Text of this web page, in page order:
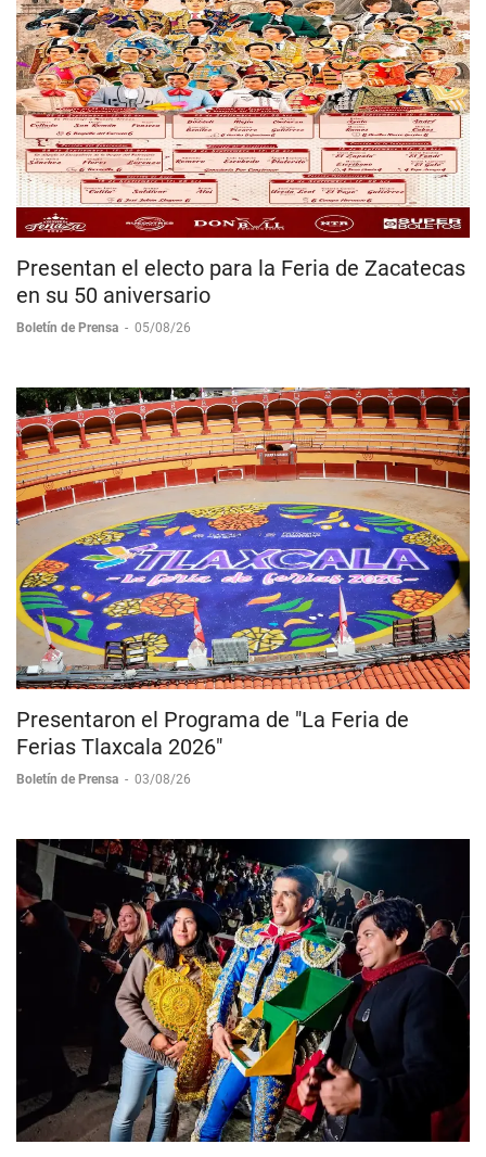
Presentan el electo para la Feria de Zacatecas
en su 50 aniversario
Boletín de Prensa - 05/08/26
Presentaron el Programa de "La Feria de
Ferias Tlaxcala 2026"
Boletín de Prensa - 03/08/26